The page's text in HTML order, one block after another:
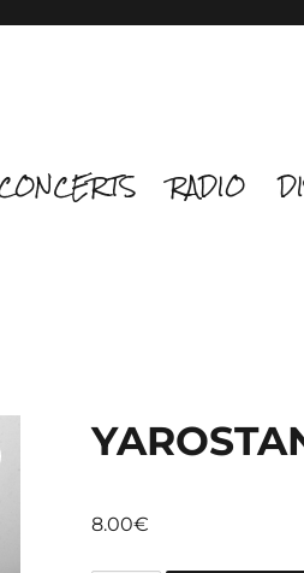
RADIO
8.00€